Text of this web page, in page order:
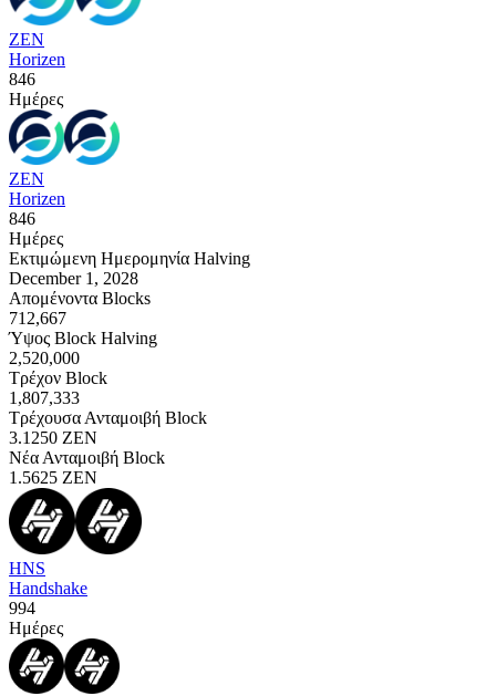
ZEN
Horizen
846
Ημέρες
ZEN
Horizen
846
Ημέρες
Εκτιμώμενη Ημερομηνία Halving
December 1, 2028
Απομένοντα Blocks
712,667
Ύψος Block Halving
2,520,000
Τρέχον Block
1,807,333
Τρέχουσα Ανταμοιβή Block
3.1250 ZEN
Νέα Ανταμοιβή Block
1.5625 ZEN
HNS
Handshake
994
Ημέρες